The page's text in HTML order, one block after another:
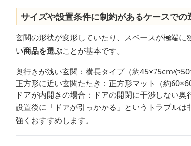
サイズや設置条件に制約があるケースでの
玄関の形状が変形していたり、スペースが極端に
い商品を選ぶことが基本です。
奥行きが浅い玄関：横長タイプ（約45×75cmや
正方形に近い玄関たたき：正方形マット（約
ドアが内開きの場合：ドアの開閉に干渉しない
設置後に「ドアが引っかかる」というトラブルは
強くおすすめします。